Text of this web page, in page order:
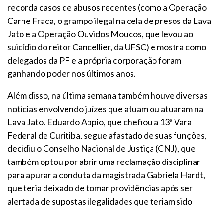
recorda casos de abusos recentes (como a Operação
Carne Fraca, o grampo ilegal na cela de presos da Lava
Jato e a Operação Ouvidos Moucos, que levou ao
suicídio do reitor Cancellier, da UFSC) e mostra como
delegados da PF e a própria corporação foram
ganhando poder nos últimos anos.
Além disso, na última semana também houve diversas
notícias envolvendo juízes que atuam ou atuaram na
Lava Jato. Eduardo Appio, que chefiou a 13ª Vara
Federal de Curitiba, segue afastado de suas funções,
decidiu o Conselho Nacional de Justiça (CNJ), que
também optou por abrir uma reclamação disciplinar
para apurar a conduta da magistrada Gabriela Hardt,
que teria deixado de tomar providências após ser
alertada de supostas ilegalidades que teriam sido